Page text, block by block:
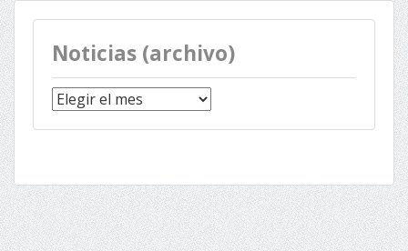
Noticias (archivo)
Noticias
(archivo)